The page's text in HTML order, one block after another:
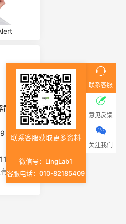
联系客服
联系客服获取更多资料
微信号：LingLab1
客服电话：010-82185409
意见反馈
关注我们
号
限公司